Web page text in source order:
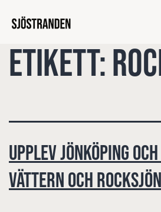
Etikett:
Upplev Jönköping
Vättern och